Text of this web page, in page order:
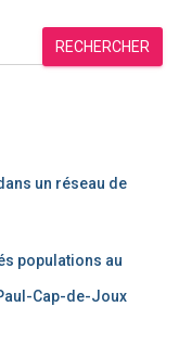
RECHERCHER
un réseau de
populations au
Cap-de-Joux